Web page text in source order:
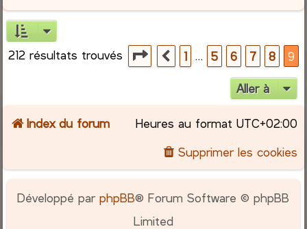
212 résultats trouvés Page 9sur9
Précédente
1 … 5 6 7 8 9
Aller à
Index du forum Heures au format UTC+02:00
Supprimer les cookies
Développé parphpBB® Forum Software © phpBB
Limited